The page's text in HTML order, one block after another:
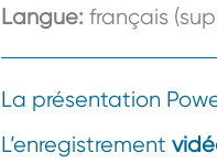
Langue: français
La présentation
L’enregistrement